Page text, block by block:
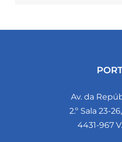
Av. da
2.º Sala 23-
4431-967